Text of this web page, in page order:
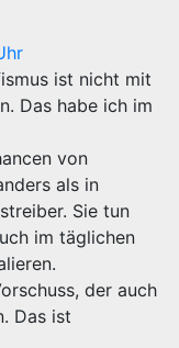
ist nicht mit
Das habe ich im
von
als in
Sie tun
im täglichen
der auch
Das ist